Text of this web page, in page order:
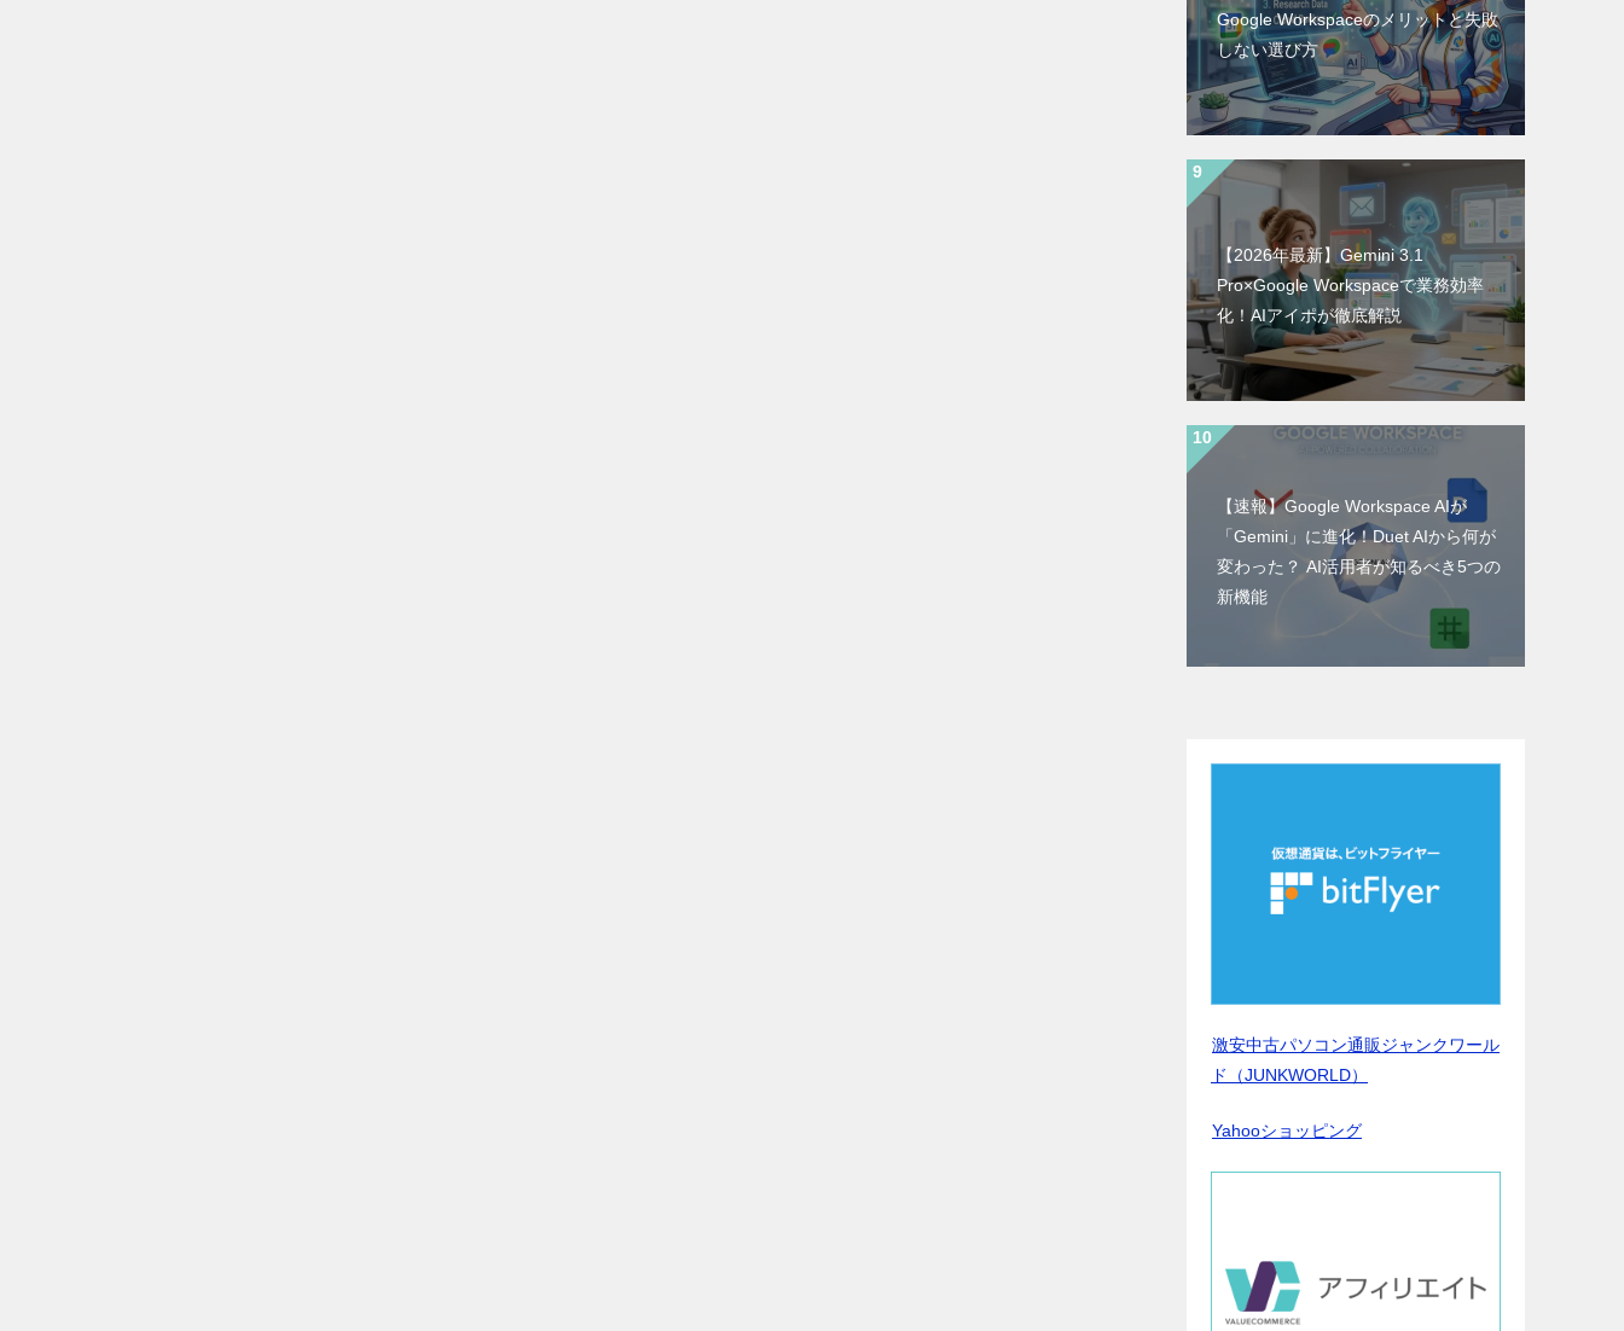
Google Workspaceのメリットと失敗
しない選び方
【2026年最新】Gemini 3.1
Pro×Google Workspaceで業務効率
化！AIアイポが徹底解説
【速報】Google Workspace AIが
「Gemini」に進化！Duet AIから何が
変わった？ AI活用者が知るべき5つの
新機能
激安中古パソコン通販ジャンクワール
ド（JUNKWORLD）
Yahooショッピング